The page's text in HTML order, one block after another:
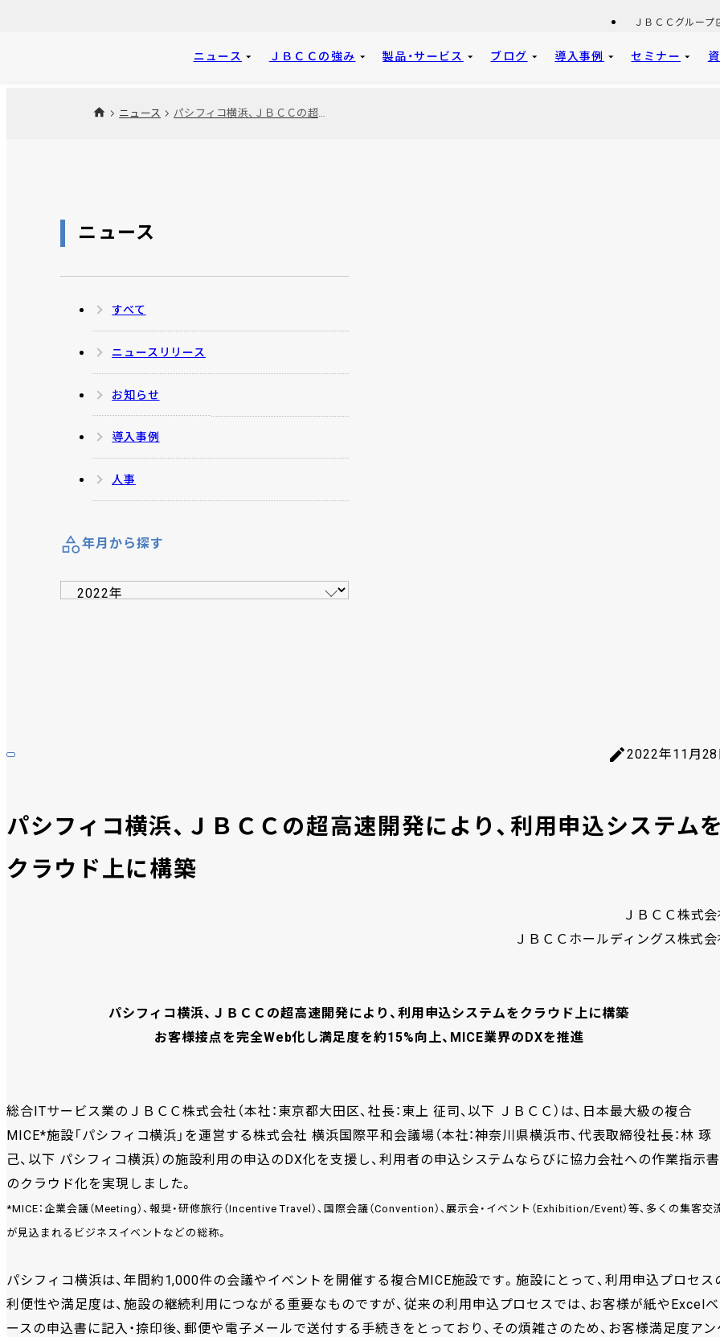
ＪＢＣＣグループ
ニュース ＪＢＣＣの強み 製品・サービス ブログ 導入事例 セミナー
ニュース パシフィコ横浜、ＪＢＣＣの超高速開発により、利用申込システムをクラウド上に構築
ニュース
すべて
ニュースリリース
お知らせ
導入事例
人事
年月から探す
2022年11月28
パシフィコ横浜、ＪＢＣＣの超高速開発により、利用申込システムを
クラウド上に構築
ＪＢＣＣ株式会
ＪＢＣＣホールディングス株式会
パシフィコ横浜、ＪＢＣＣの超高速開発により、利用申込システムをクラウド上に構築
お客様接点を完全Web化し満足度を約15%向上、MICE業界のDXを推進
総合ITサービス業のＪＢＣＣ株式会社（本社：東京都大田区、社長：東上 征司、以下 ＪＢＣＣ）は、日本最大級の複合
MICE*施設「パシフィコ横浜」を運営する株式会社 横浜国際平和会議場（本社：神奈川県横浜市、代表取締役社長：林 琢
己、以下 パシフィコ横浜）の施設利用の申込のDX化を支援し、利用者の申込システムならびに協力会社への作業指示書
のクラウド化を実現しました。
*MICE：企業会議（Meeting）、報奨・研修旅行（Incentive Travel）、国際会議（Convention）、展示会・イベント（Exhibition/Event）等、多くの集客交
が見込まれるビジネスイベントなどの総称。
パシフィコ横浜は、年間約1,000件の会議やイベントを開催する複合MICE施設です。施設にとって、利用申込プロセス
利便性や満足度は、施設の継続利用につながる重要なものですが、従来の利用申込プロセスでは、お客様が紙やExcelベ
ースの申込書に記入・捺印後、郵便や電子メールで送付する手続きをとっており、その煩雑さのため、お客様満足度アン